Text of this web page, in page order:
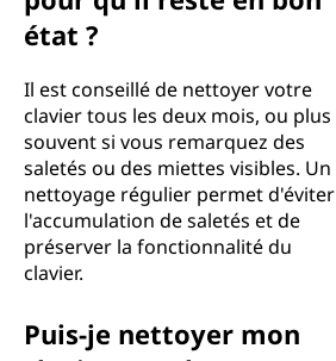
état ?
Il est conseillé de nettoyer votre
clavier tous les deux mois, ou plus
souvent si vous remarquez des
saletés ou des miettes visibles. Un
nettoyage régulier permet d'éviter
l'accumulation de saletés et de
préserver la fonctionnalité du
clavier.
Puis-je nettoyer mon